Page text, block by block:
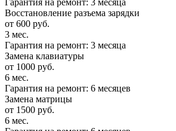
Гарантия на ремонт: 3 месяца
Восстановление разъема зарядки
от 600 руб.
3 мес.
Гарантия на ремонт: 3 месяца
Замена клавиатуры
от 1000 руб.
6 мес.
Гарантия на ремонт: 6 месяцев
Замена матрицы
от 1500 руб.
6 мес.